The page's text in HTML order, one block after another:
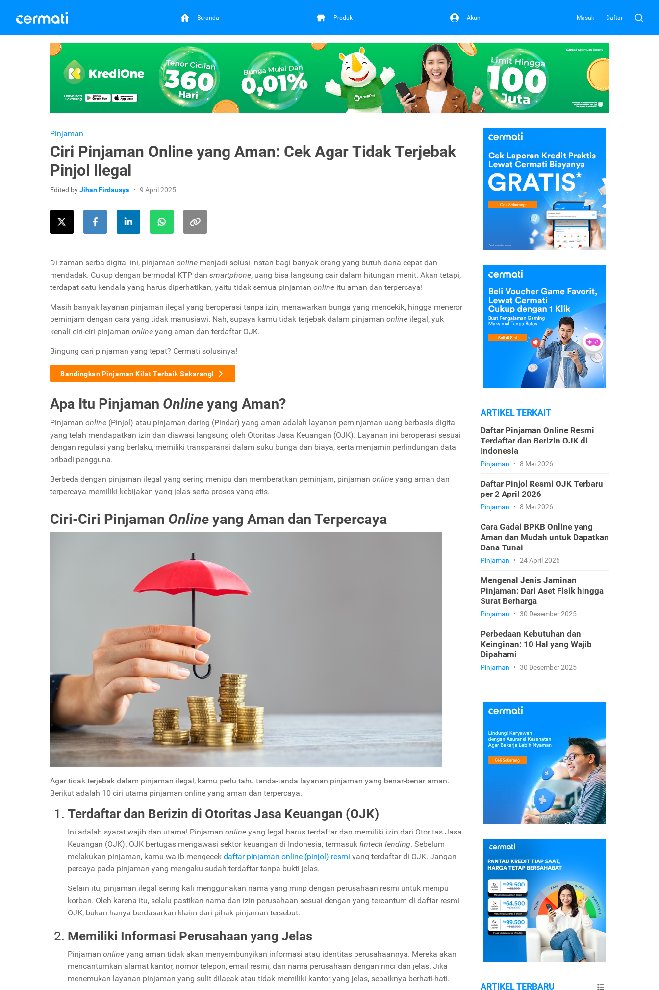
Beranda Produk Akun Masuk Daftar
Pinjaman
Ciri Pinjaman Online yang Aman: Cek Agar Tidak Terjebak
Pinjol Ilegal
Edited byJihan Firdausya 9 April 2025
Di zaman serba digital ini, pinjaman online menjadi solusi instan bagi banyak orang yang butuh dana cepat dan
mendadak. Cukup dengan bermodal KTP dan smartphone, uang bisa langsung cair dalam hitungan menit. Akan tetapi,
terdapat satu kendala yang harus diperhatikan, yaitu tidak semua pinjaman online itu aman dan terpercaya!
Masih banyak layanan pinjaman ilegal yang beroperasi tanpa izin, menawarkan bunga yang mencekik, hingga meneror
peminjam dengan cara yang tidak manusiawi. Nah, supaya kamu tidak terjebak dalam pinjaman online ilegal, yuk
kenali ciri-ciri pinjaman online yang aman dan terdaftar OJK.
Bingung cari pinjaman yang tepat? Cermati solusinya!
Bandingkan Pinjaman Kilat Terbaik Sekarang!
Apa Itu Pinjaman Online yang Aman?
Pinjaman online (Pinjol) atau pinjaman daring (Pindar) yang aman adalah layanan peminjaman uang berbasis digital
yang telah mendapatkan izin dan diawasi langsung oleh Otoritas Jasa Keuangan (OJK). Layanan ini beroperasi sesuai
dengan regulasi yang berlaku, memiliki transparansi dalam suku bunga dan biaya, serta menjamin perlindungan data
pribadi pengguna.
Berbeda dengan pinjaman ilegal yang sering menipu dan memberatkan peminjam, pinjaman online yang aman dan
terpercaya memiliki kebijakan yang jelas serta proses yang etis.
Ciri-Ciri Pinjaman Online yang Aman dan Terpercaya
Agar tidak terjebak dalam pinjaman ilegal, kamu perlu tahu tanda-tanda layanan pinjaman yang benar-benar aman.
Berikut adalah 10 ciri utama pinjaman online yang aman dan terpercaya.
Terdaftar dan Berizin di Otoritas Jasa Keuangan (OJK)
Ini adalah syarat wajib dan utama! Pinjaman online yang legal harus terdaftar dan memiliki izin dari Otoritas Jasa
Keuangan (OJK). OJK bertugas mengawasi sektor keuangan di Indonesia, termasuk fintech lending. Sebelum
melakukan pinjaman, kamu wajib mengecek daftar pinjaman online (pinjol) resmi yang terdaftar di OJK. Jangan
percaya pada pinjaman yang mengaku sudah terdaftar tanpa bukti jelas.
Selain itu, pinjaman ilegal sering kali menggunakan nama yang mirip dengan perusahaan resmi untuk menipu
korban. Oleh karena itu, selalu pastikan nama dan izin perusahaan sesuai dengan yang tercantum di daftar resmi
OJK, bukan hanya berdasarkan klaim dari pihak pinjaman tersebut.
Memiliki Informasi Perusahaan yang Jelas
Pinjaman online yang aman tidak akan menyembunyikan informasi atau identitas perusahaannya. Mereka akan
mencantumkan alamat kantor, nomor telepon, email resmi, dan nama perusahaan dengan rinci dan jelas. Jika
menemukan layanan pinjaman yang sulit dilacak atau tidak memiliki kantor yang jelas, sebaiknya berhati-hati.
ARTIKEL TERKAIT
Daftar Pinjaman Online Resmi
Terdaftar dan Berizin OJK di
Indonesia
Pinjaman • 8 Mei 2026
Daftar Pinjol Resmi OJK Terbaru
per 2 April 2026
Pinjaman • 8 Mei 2026
Cara Gadai BPKB Online yang
Aman dan Mudah untuk Dapatkan
Dana Tunai
Pinjaman • 24 April 2026
Mengenal Jenis Jaminan
Pinjaman: Dari Aset Fisik hingga
Surat Berharga
Pinjaman • 30 Desember 2025
Perbedaan Kebutuhan dan
Keinginan: 10 Hal yang Wajib
Dipahami
Pinjaman • 30 Desember 2025
ARTIKEL TERBARU